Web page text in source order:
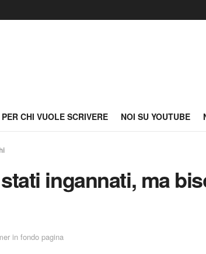
PER CHI VUOLE SCRIVERE NOI SU YOUTUBE
ingannati, ma
in fondo pagina